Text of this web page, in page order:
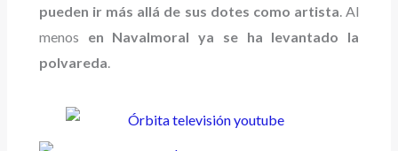
pueden ir más allá de sus dotes como artista. Al
menos en Navalmoral ya se ha levantado la
polvareda.